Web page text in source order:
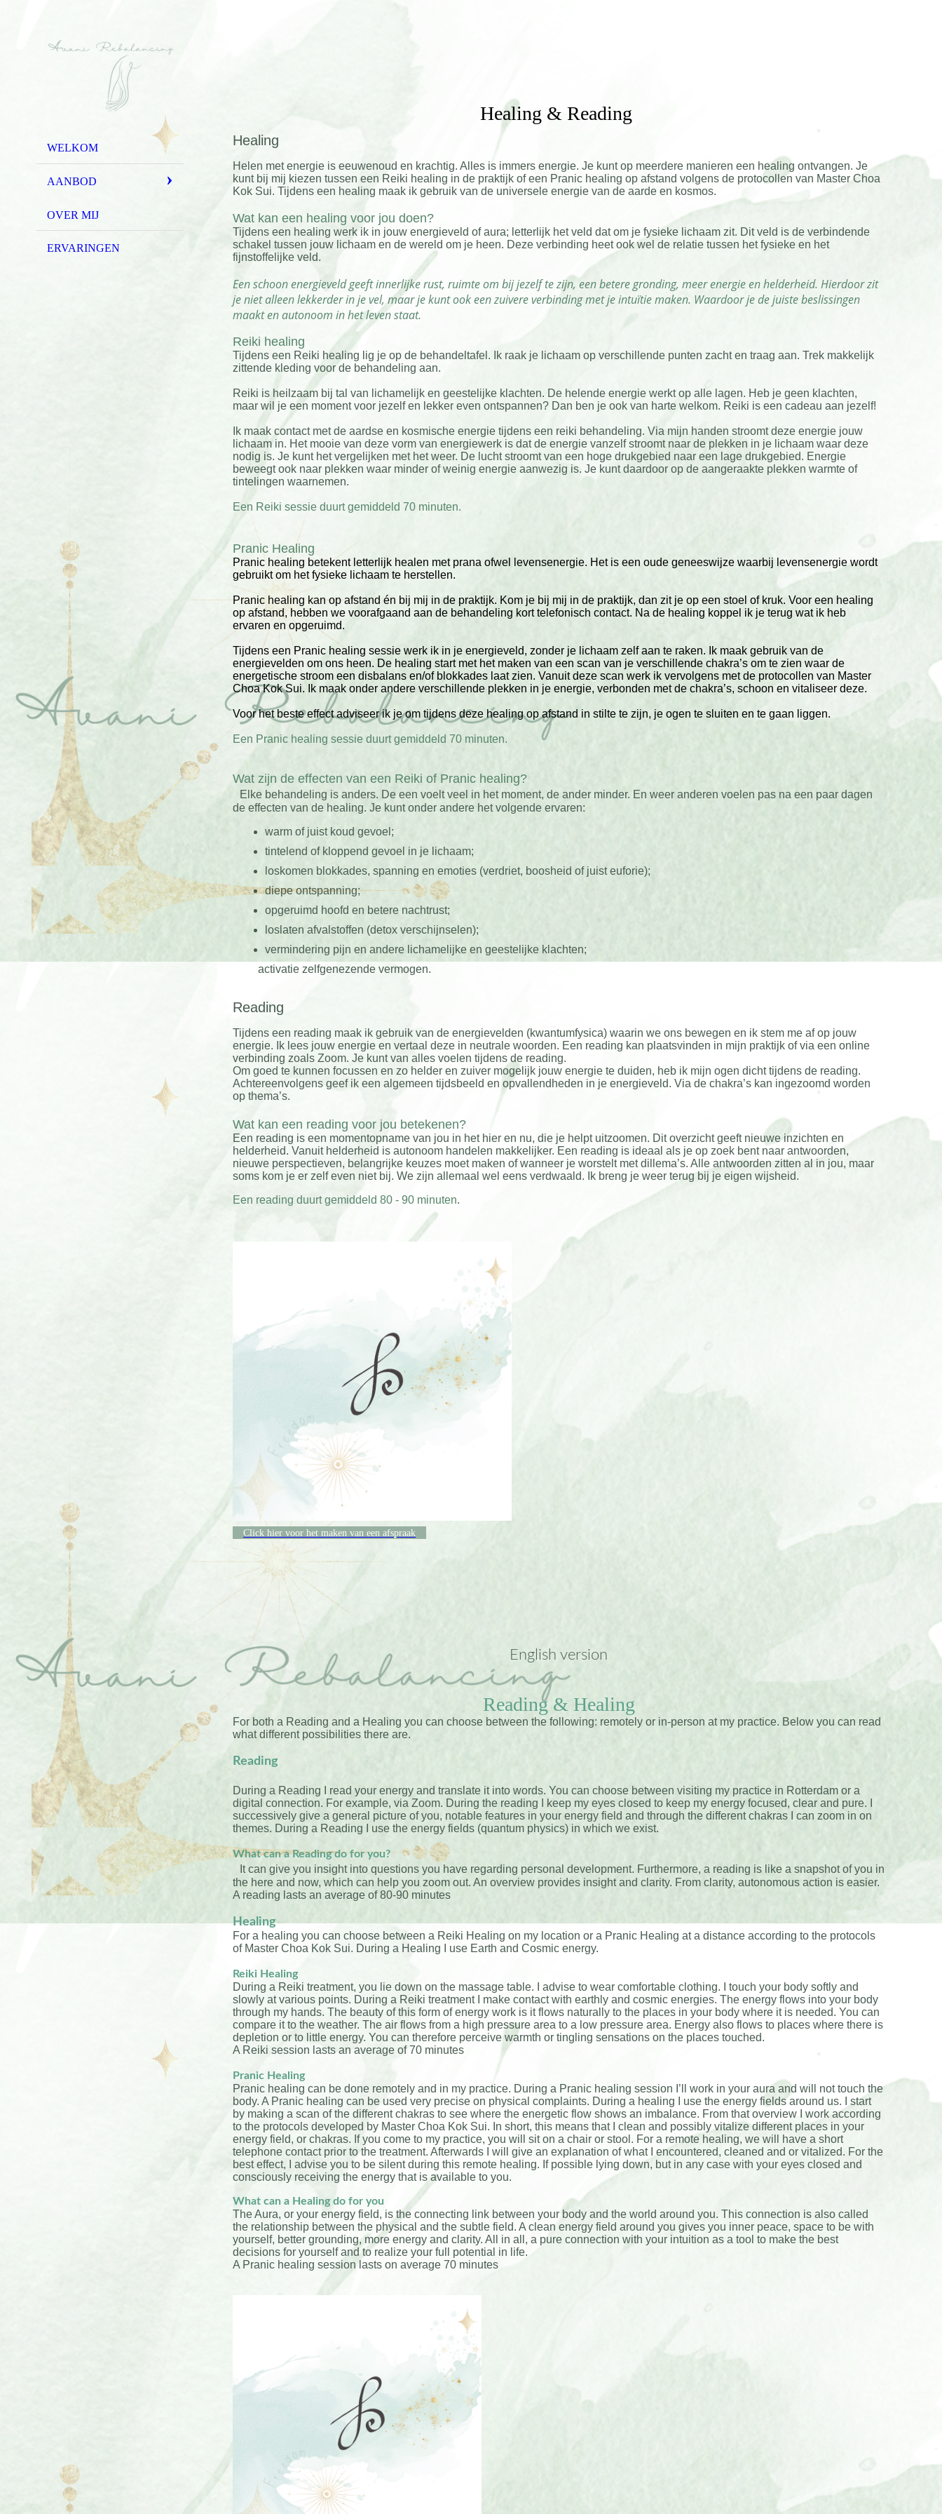
WELKOM
AANBOD
OVER MIJ
ERVARINGEN
Healing & Reading
Healing
Helen met energie is eeuwenoud en krachtig. Alles is immers energie. Je kunt op meerdere manieren een healing ontvangen. Je
kunt bij mij kiezen tussen een Reiki healing in de praktijk of een Pranic healing op afstand volgens de protocollen van Master Choa
Kok Sui. Tijdens een healing maak ik gebruik van de universele energie van de aarde en kosmos.
Wat kan een healing voor jou doen?
Tijdens een healing werk ik in jouw energieveld of aura; letterlijk het veld dat om je fysieke lichaam zit. Dit veld is de verbindende
schakel tussen jouw lichaam en de wereld om je heen. Deze verbinding heet ook wel de relatie tussen het fysieke en het
fijnstoffelijke veld.
Een schoon energieveld geeft innerlijke rust, ruimte om bij jezelf te zijn, een betere gronding, meer energie en helderheid. Hierdoor zit
je niet alleen lekkerder in je vel, maar je kunt ook een zuivere verbinding met je intuïtie maken. Waardoor je de juiste beslissingen
maakt en autonoom in het leven staat.
Reiki healing
Tijdens een Reiki healing lig je op de behandeltafel. Ik raak je lichaam op verschillende punten zacht en traag aan. Trek makkelijk
zittende kleding voor de behandeling aan.
Reiki is heilzaam bij tal van lichamelijk en geestelijke klachten. De helende energie werkt op alle lagen. Heb je geen klachten,
maar wil je een moment voor jezelf en lekker even ontspannen? Dan ben je ook van harte welkom. Reiki is een cadeau aan jezelf!
Ik maak contact met de aardse en kosmische energie tijdens een reiki behandeling. Via mijn handen stroomt deze energie jouw
lichaam in. Het mooie van deze vorm van energiewerk is dat de energie vanzelf stroomt naar de plekken in je lichaam waar deze
nodig is. Je kunt het vergelijken met het weer. De lucht stroomt van een hoge drukgebied naar een lage drukgebied. Energie
beweegt ook naar plekken waar minder of weinig energie aanwezig is. Je kunt daardoor op de aangeraakte plekken warmte of
tintelingen waarnemen.
Een Reiki sessie duurt gemiddeld 70 minuten.
Pranic Healing
Pranic healing betekent letterlijk healen met prana ofwel levensenergie. Het is een oude geneeswijze waarbij levensenergie wordt
gebruikt om het fysieke lichaam te herstellen.
Pranic healing kan op afstand én bij mij in de praktijk. Kom je bij mij in de praktijk, dan zit je op een stoel of kruk. Voor een healing
op afstand, hebben we voorafgaand aan de behandeling kort telefonisch contact. Na de healing koppel ik je terug wat ik heb
ervaren en opgeruimd.
Tijdens een Pranic healing sessie werk ik in je energieveld, zonder je lichaam zelf aan te raken. Ik maak gebruik van de
energievelden om ons heen. De healing start met het maken van een scan van je verschillende chakra’s om te zien waar de
energetische stroom een disbalans en/of blokkades laat zien. Vanuit deze scan werk ik vervolgens met de protocollen van Master
Choa Kok Sui. Ik maak onder andere verschillende plekken in je energie, verbonden met de chakra’s, schoon en vitaliseer deze.
Voor het beste effect adviseer ik je om tijdens deze healing op afstand in stilte te zijn, je ogen te sluiten en te gaan liggen.
Een Pranic healing sessie duurt gemiddeld 70 minuten.
Wat zijn de effecten van een Reiki of Pranic healing?
Elke behandeling is anders. De een voelt veel in het moment, de ander minder. En weer anderen voelen pas na een paar dagen
de effecten van de healing. Je kunt onder andere het volgende ervaren:
warm of juist koud gevoel;
tintelend of kloppend gevoel in je lichaam;
loskomen blokkades, spanning en emoties (verdriet, boosheid of juist euforie);
diepe ontspanning;
opgeruimd hoofd en betere nachtrust;
loslaten afvalstoffen (detox verschijnselen);
vermindering pijn en andere lichamelijke en geestelijke klachten;
activatie zelfgenezende vermogen.
Reading
Tijdens een reading maak ik gebruik van de energievelden (kwantumfysica) waarin we ons bewegen en ik stem me af op jouw
energie. Ik lees jouw energie en vertaal deze in neutrale woorden. Een reading kan plaatsvinden in mijn praktijk of via een online
verbinding zoals Zoom. Je kunt van alles voelen tijdens de reading.
Om goed te kunnen focussen en zo helder en zuiver mogelijk jouw energie te duiden, heb ik mijn ogen dicht tijdens de reading.
Achtereenvolgens geef ik een algemeen tijdsbeeld en opvallendheden in je energieveld. Via de chakra’s kan ingezoomd worden
op thema’s.
Wat kan een reading voor jou betekenen?
Een reading is een momentopname van jou in het hier en nu, die je helpt uitzoomen. Dit overzicht geeft nieuwe inzichten en
helderheid. Vanuit helderheid is autonoom handelen makkelijker. Een reading is ideaal als je op zoek bent naar antwoorden,
nieuwe perspectieven, belangrijke keuzes moet maken of wanneer je worstelt met dillema’s. Alle antwoorden zitten al in jou, maar
soms kom je er zelf even niet bij. We zijn allemaal wel eens verdwaald. Ik breng je weer terug bij je eigen wijsheid.
Een reading duurt gemiddeld 80 - 90 minuten.
Click hier voor het maken van een afspraak
English version
Reading & Healing
For both a Reading and a Healing you can choose between the following: remotely or in-person at my practice. Below you can read
what different possibilities there are.
Reading
During a Reading I read your energy and translate it into words. You can choose between visiting my practice in Rotterdam or a
digital connection. For example, via Zoom. During the reading I keep my eyes closed to keep my energy focused, clear and pure. I
successively give a general picture of you, notable features in your energy field and through the different chakras I can zoom in on
themes. During a Reading I use the energy fields (quantum physics) in which we exist.
What can a Reading do for you?
It can give you insight into questions you have regarding personal development. Furthermore, a reading is like a snapshot of you in
the here and now, which can help you zoom out. An overview provides insight and clarity. From clarity, autonomous action is easier.
A reading lasts an average of 80-90 minutes
Healing
For a healing you can choose between a Reiki Healing on my location or a Pranic Healing at a distance according to the protocols
of Master Choa Kok Sui. During a Healing I use Earth and Cosmic energy.
Reiki Healing
During a Reiki treatment, you lie down on the massage table. I advise to wear comfortable clothing. I touch your body softly and
slowly at various points. During a Reiki treatment I make contact with earthly and cosmic energies. The energy flows into your body
through my hands. The beauty of this form of energy work is it flows naturally to the places in your body where it is needed. You can
compare it to the weather. The air flows from a high pressure area to a low pressure area. Energy also flows to places where there is
depletion or to little energy. You can therefore perceive warmth or tingling sensations on the places touched.
A Reiki session lasts an average of 70 minutes
Pranic Healing
Pranic healing can be done remotely and in my practice. During a Pranic healing session I’ll work in your aura and will not touch the
body. A Pranic healing can be used very precise on physical complaints. During a healing I use the energy fields around us. I start
by making a scan of the different chakras to see where the energetic flow shows an imbalance. From that overview I work according
to the protocols developed by Master Choa Kok Sui. In short, this means that I clean and possibly vitalize different places in your
energy field, or chakras. If you come to my practice, you will sit on a chair or stool. For a remote healing, we will have a short
telephone contact prior to the treatment. Afterwards I will give an explanation of what I encountered, cleaned and or vitalized. For the
best effect, I advise you to be silent during this remote healing. If possible lying down, but in any case with your eyes closed and
consciously receiving the energy that is available to you.
What can a Healing do for you
The Aura, or your energy field, is the connecting link between your body and the world around you. This connection is also called
the relationship between the physical and the subtle field. A clean energy field around you gives you inner peace, space to be with
yourself, better grounding, more energy and clarity. All in all, a pure connection with your intuition as a tool to make the best
decisions for yourself and to realize your full potential in life.
A Pranic healing session lasts on average 70 minutes